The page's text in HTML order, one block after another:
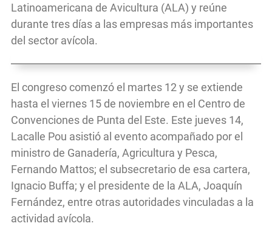
Latinoamericana de Avicultura (ALA) y reúne
durante tres días a las empresas más importantes
del sector avícola.
El congreso comenzó el martes 12 y se extiende
hasta el viernes 15 de noviembre en el Centro de
Convenciones de Punta del Este. Este jueves 14,
Lacalle Pou asistió al evento acompañado por el
ministro de Ganadería, Agricultura y Pesca,
Fernando Mattos; el subsecretario de esa cartera,
Ignacio Buffa; y el presidente de la ALA, Joaquín
Fernández, entre otras autoridades vinculadas a la
actividad avícola.